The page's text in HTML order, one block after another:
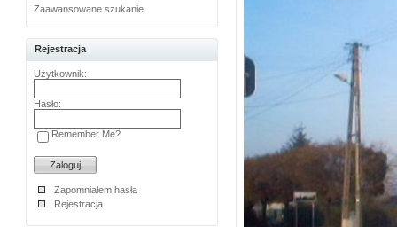
Zaawansowane szukanie
Rejestracja
Użytkownik:
Hasło:
Remember Me?
Zapomniałem hasła
Rejestracja